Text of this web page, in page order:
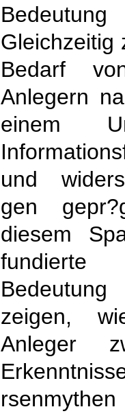
Gleichzeitig
Bedarf
Anlegern
einem
und
gen
diesem
fundierte
zeigen,
Anleger